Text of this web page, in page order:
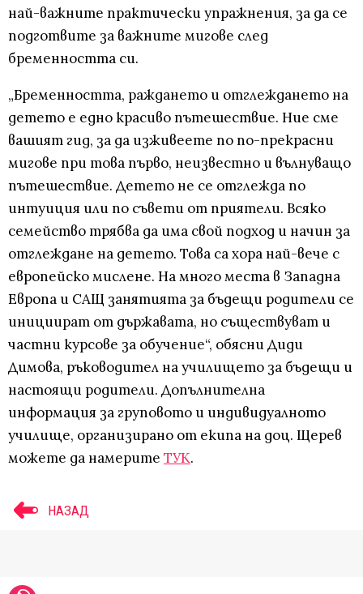
най-важните практически упражнения, за да се
подготвите за важните мигове след
бременността си.
„Бременността, раждането и отглеждането на
детето е едно красиво пътешествие. Ние сме
вашият гид, за да изживеете по по-прекрасни
мигове при това първо, неизвестно и вълнуващо
пътешествие. Детето не се отглежда по
интуиция или по съвети от приятели. Всяко
семейство трябва да има свой подход и начин за
отглеждане на детето. Това са хора най-вече с
европейско мислене. На много места в Западна
Европа и САЩ занятията за бъдещи родители се
инициират от държавата, но съществуват и
частни курсове за обучение“, обясни Диди
Димова, ръководител на училището за бъдещи и
настоящи родители. Допълнителна
информация за груповото и индивидуалното
училище, организирано от екипа на доц. Щерев
можете да намерите ТУК.
НАЗАД